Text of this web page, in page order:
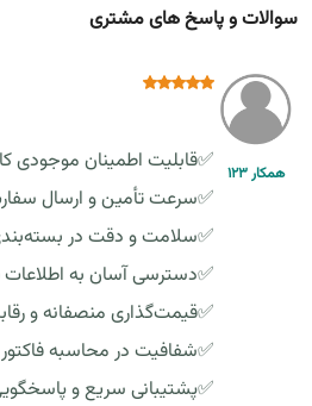
سوالات و پاسخ های مشتری
همکار 123
✅قابلیت اطمینان موجودی
✅سرعت تأمین و ارسال
✅سلامت و دقت در
✅دسترسی آسان به
✅قیمت‌گذاری منصفانه و
✅شفافیت در محاسبه
✅پشتیبانی سریع و